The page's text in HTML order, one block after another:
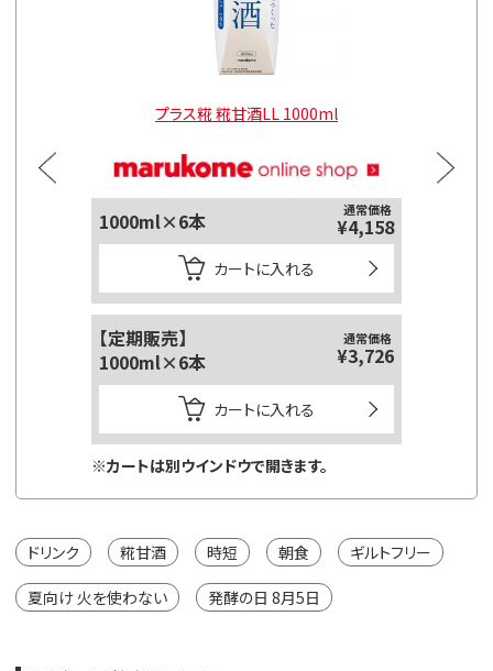
プラス糀 糀甘酒LL 1000ml
1000ml×6本 通常価格
¥4,158
カートに入れる
【定期販売】
1000ml×6本
通常価格
¥3,726
カートに入れる
※カートは別ウインドウで開きます。
ドリンク 糀甘酒 時短 朝食 ギルトフリー
夏向け 火を使わない 発酵の日 8月5日